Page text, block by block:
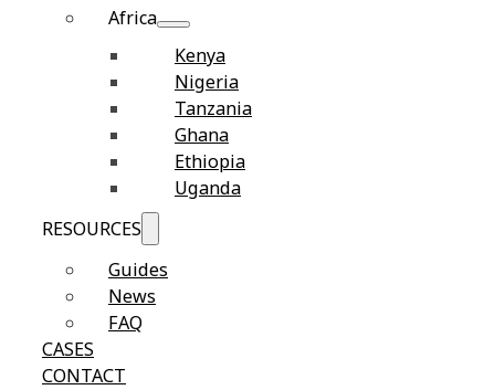
Africa
Kenya
Nigeria
Tanzania
Ghana
Ethiopia
Uganda
RESOURCES
Guides
News
FAQ
CASES
CONTACT